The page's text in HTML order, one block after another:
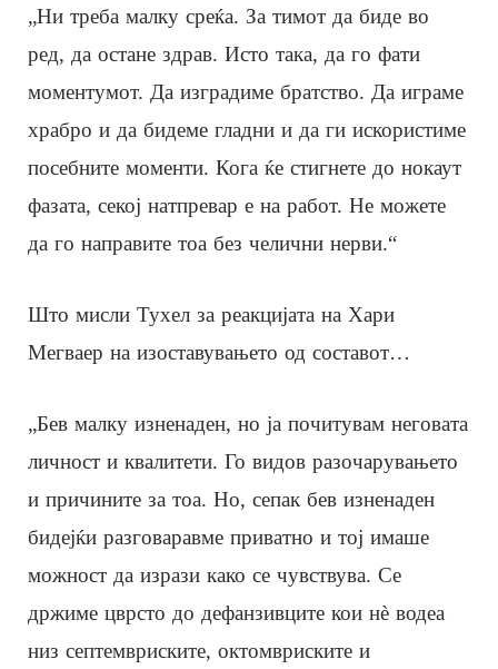
„Ни треба малку среќа. За тимот да биде во
ред, да остане здрав. Исто така, да го фати
моментумот. Да изградиме братство. Да играме
храбро и да бидеме гладни и да ги искористиме
посебните моменти. Кога ќе стигнете до нокаут
фазата, секој натпревар е на работ. Не можете
да го направите тоа без челични нерви.“
Што мисли Тухел за реакцијата на Хари
Мегваер на изоставувањето од составот…
„Бев малку изненаден, но ја почитувам неговата
личност и квалитети. Го видов разочарувањето
и причините за тоа. Но, сепак бев изненаден
бидејќи разговаравме приватно и тој имаше
можност да изрази како се чувствува. Се
држиме цврсто до дефанзивците кои нè водеа
низ септемвриските, октомвриските и